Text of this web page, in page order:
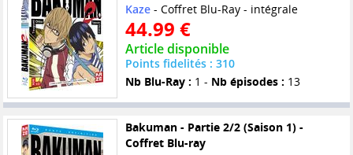
Kaze- Coffret Blu-Ray - intégrale
44.99 €
Article disponible
Points fidelités : 310
Nb Blu-Ray : 1 - Nb épisodes : 13
Bakuman - Partie 2/2 (Saison 1) -
Coffret Blu-ray